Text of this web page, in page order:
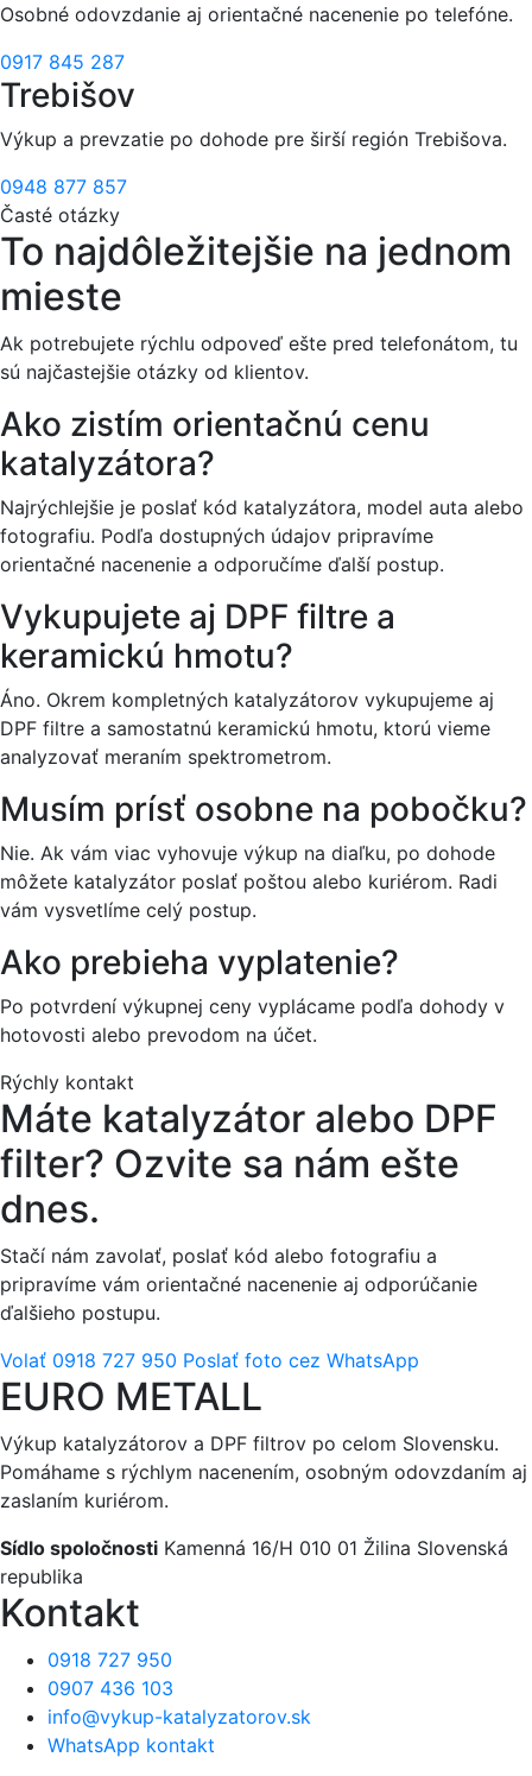
Osobné odovzdanie aj orientačné nacenenie po telefóne.
0917 845 287
Trebišov
Výkup a prevzatie po dohode pre širší región Trebišova.
0948 877 857
Časté otázky
To najdôležitejšie na jednom
mieste
Ak potrebujete rýchlu odpoveď ešte pred telefonátom, tu
sú najčastejšie otázky od klientov.
Ako zistím orientačnú cenu
katalyzátora?
Najrýchlejšie je poslať kód katalyzátora, model auta alebo
fotografiu. Podľa dostupných údajov pripravíme
orientačné nacenenie a odporučíme ďalší postup.
Vykupujete aj DPF filtre a
keramickú hmotu?
Áno. Okrem kompletných katalyzátorov vykupujeme aj
DPF filtre a samostatnú keramickú hmotu, ktorú vieme
analyzovať meraním spektrometrom.
Musím prísť osobne na pobočku?
Nie. Ak vám viac vyhovuje výkup na diaľku, po dohode
môžete katalyzátor poslať poštou alebo kuriérom. Radi
vám vysvetlíme celý postup.
Ako prebieha vyplatenie?
Po potvrdení výkupnej ceny vyplácame podľa dohody v
hotovosti alebo prevodom na účet.
Rýchly kontakt
Máte katalyzátor alebo DPF
filter? Ozvite sa nám ešte
dnes.
Stačí nám zavolať, poslať kód alebo fotografiu a
pripravíme vám orientačné nacenenie aj odporúčanie
ďalšieho postupu.
Volať 0918 727 950 Poslať foto cez WhatsApp
EURO METALL
Výkup katalyzátorov a DPF filtrov po celom Slovensku.
Pomáhame s rýchlym nacenením, osobným odovzdaním aj
zaslaním kuriérom.
Sídlo spoločnosti Kamenná 16/H 010 01 Žilina Slovenská
republika
Kontakt
0918 727 950
0907 436 103
info@vykup-katalyzatorov.sk
WhatsApp kontakt